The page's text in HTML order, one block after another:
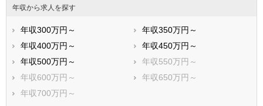
狛江市
武蔵村山市
多摩市
稲城市
羽村市
あきる野市
西東京市
西多摩郡瑞穂町
西多摩郡日の出町
西多摩郡檜原村
年収から求人を探す
年収300万円～
年収350万円～
年収400万円～
年収450万円～
年収500万円～
年収550万円～
年収600万円～
年収650万円～
年収700万円～